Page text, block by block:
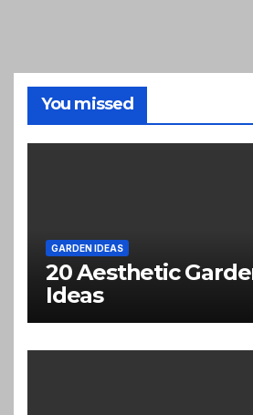
You missed
GARDEN IDEAS
20 Aesthetic
Ideas